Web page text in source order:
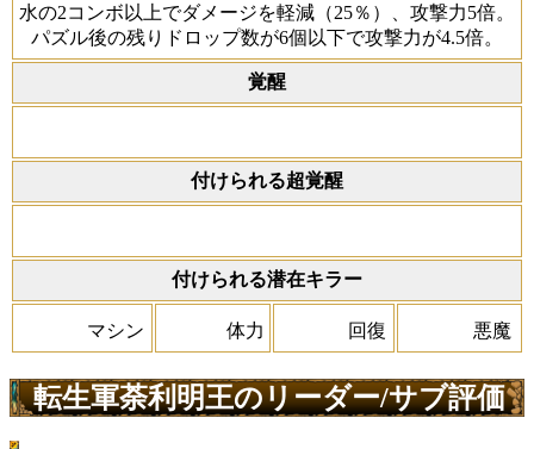
水の2コンボ以上でダメージを軽減（25％）、攻撃力5倍。
パズル後の残りドロップ数が6個以下で攻撃力が4.5倍。
覚醒
付けられる超覚醒
付けられる潜在キラー
マシン 体力 回復 悪魔
転生軍荼利明王のリーダー/サブ評価